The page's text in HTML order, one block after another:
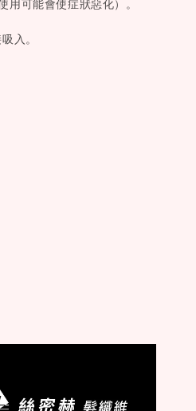
可能會使症狀惡化）。
入。